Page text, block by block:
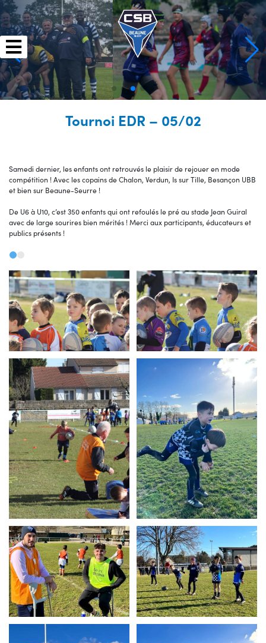
Skip
to
content
Tournoi EDR – 05/02
Samedi dernier, les enfants ont retrouvés le plaisir de rejouer en mode
compétition ! Avec les copains de Chalon, Verdun, Is sur Tille, Besançon UBB
et bien sur Beaune-Seurre !
De U6 à U10, c’est 350 enfants qui ont refoulés le pré au stade Jean Guiral
avec de large sourires bien mérités ! Merci aux participants, éducateurs et
publics présents !